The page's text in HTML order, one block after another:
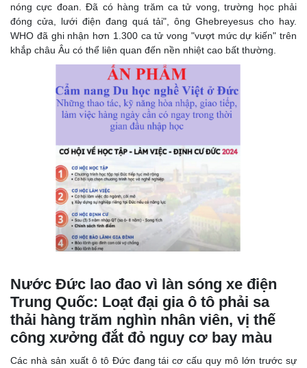
nóng cực đoan. Đã có hàng trăm ca tử vong, trường học phải
đóng cửa, lưới điện đang quá tải", ông Ghebreyesus cho hay.
WHO đã ghi nhận hơn 1.300 ca tử vong "vượt mức dự kiến" trên
khắp châu Âu có thể liên quan đến nền nhiệt cao bất thường.
Nước Đức lao đao vì làn sóng xe điện
Trung Quốc: Loạt đại gia ô tô phải sa
thải hàng trăm nghìn nhân viên, vị thế
công xưởng đắt đỏ nguy cơ bay màu
Các nhà sản xuất ô tô Đức đang tái cơ cấu quy mô lớn trước sự